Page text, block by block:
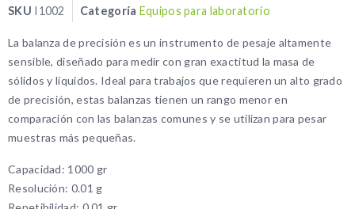
SKU I1002 Categoría Equipos para laboratorio
La balanza de precisión es un instrumento de pesaje altamente
sensible, diseñado para medir con gran exactitud la masa de
sólidos y líquidos. Ideal para trabajos que requieren un alto grado
de precisión, estas balanzas tienen un rango menor en
comparación con las balanzas comunes y se utilizan para pesar
muestras más pequeñas.
Capacidad: 1000 gr
Resolución: 0.01 g